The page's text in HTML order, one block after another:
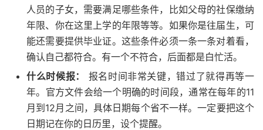
人员的子女，需要满足哪些条件，比如父母的社保缴纳
年限、你在这里上学的年限等等。如果你是往届生，可
能还需要提供毕业证。这些条件必须一条一条对着看，
确认自己都符合。有一个不符合，后面都是白忙活。
什么时候报：
报名时间非常关键，错过了就得再等一
年。官方文件会给一个明确的时间段，通常在每年的11
月到12月之间，具体日期每个省不一样。一定要把这个
日期记在你的日历里，设个提醒。